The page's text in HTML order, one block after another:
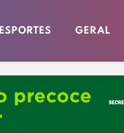
ESPORTES GERAL